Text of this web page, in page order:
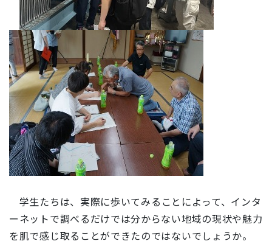
学生たちは、 実際に歩いてみることによって、インタ
ーネットで調べるだけでは分からない地域の現状や魅力
を肌で感じ取ることができたのではないでしょうか。